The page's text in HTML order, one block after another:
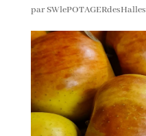
parSWlePOTAGERdesHalles